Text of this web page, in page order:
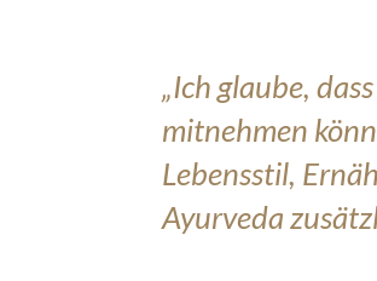
„Ich glaube,
mitnehmen
Lebensstil,
Ayurveda